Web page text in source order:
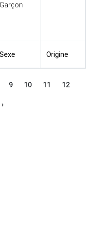
Garçon
Sexe Origine
9 10 11 12
›